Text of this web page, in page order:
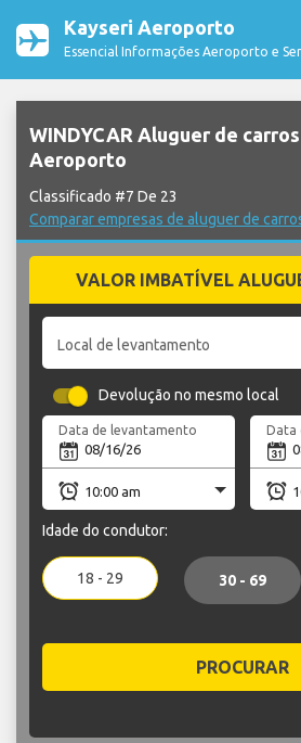
Kayseri Aeroporto
Essencial Informações Aeroporto e
WINDYCAR Aluguer de
Aeroporto
Classificado #7 De 23
Comparar empresas de aluguer de
VALOR IMBATÍVEL
Local de levantamento
Devolução no mesmo local
Data de levantamento Data
Idade do condutor:
18 - 29 30 - 69
PROCURAR